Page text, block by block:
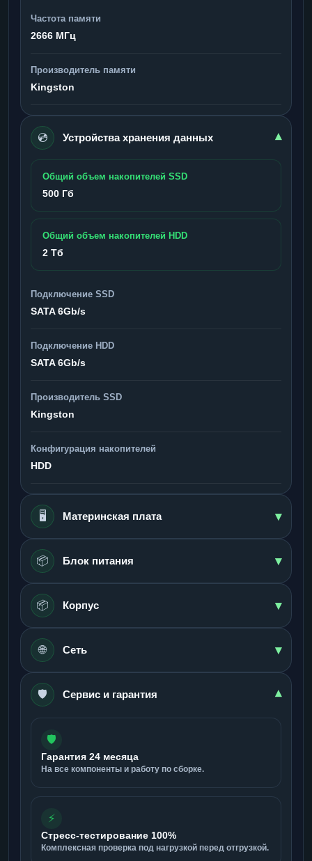
Частота памяти
2666 МГц
Производитель памяти
Kingston
💿 Устройства хранения данных ▾
Общий объем накопителей SSD
500 Гб
Общий объем накопителей HDD
2 Тб
Подключение SSD
SATA 6Gb/s
Подключение HDD
SATA 6Gb/s
Производитель SSD
Kingston
Конфигурация накопителей
HDD
🖥️ Материнская плата ▾
📦 Блок питания ▾
📦 Корпус ▾
🌐 Сеть ▾
🛡️ Сервис и гарантия ▾
🛡️
Гарантия 24 месяца
На все компоненты и работу по сборке.
⚡
Стресс-тестирование 100%
Комплексная проверка под нагрузкой перед отгрузкой.